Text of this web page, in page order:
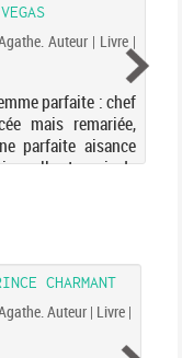
Auteur | Livre |
parfaite : chef
mais remariée,
parfaite aisance
et sa vie de
avant de partir,
CHARMANT
Auteur | Livre |